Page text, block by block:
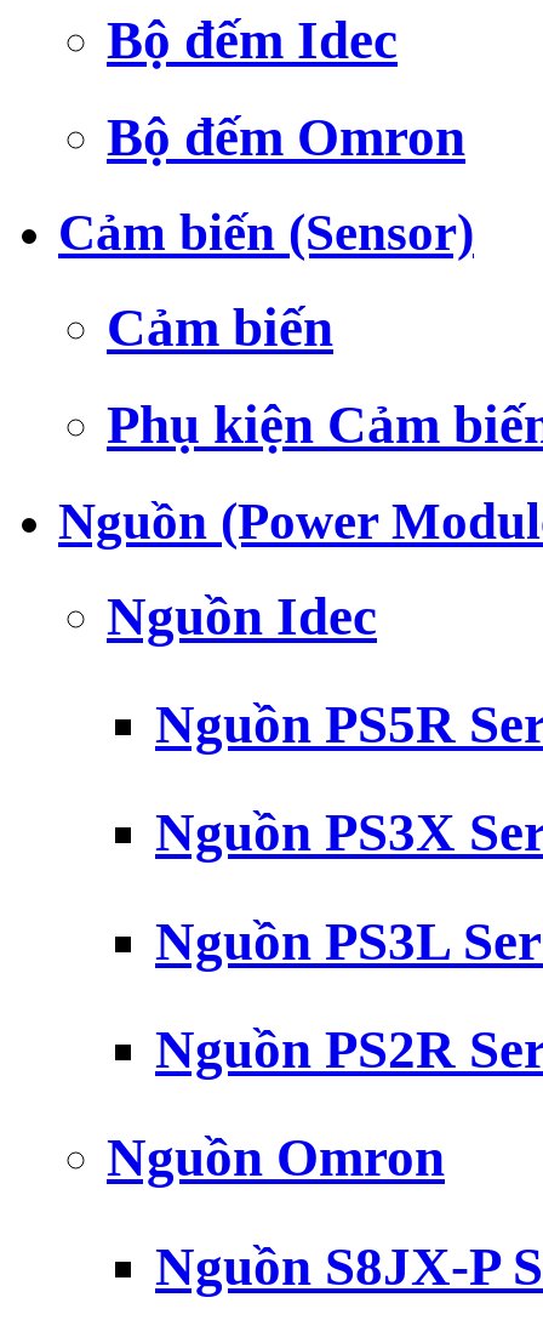
Bộ đếm Idec
Bộ đếm Omron
Cảm biến (Sensor)
Cảm biến
Phụ kiện Cảm
Nguồn (Power
Nguồn Idec
Nguồn PS5R
Nguồn PS3X
Nguồn PS3L
Nguồn PS2R
Nguồn Omron
Nguồn S8JX-P